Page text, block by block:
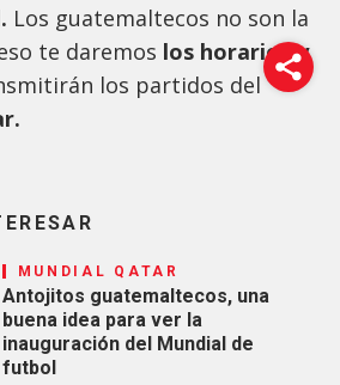
Los guatemaltecos no son la
te daremos los horarios y
los partidos del
MUNDIAL QATAR
Antojitos guatemaltecos, una
buena idea para ver la
inauguración del Mundial de
futbol